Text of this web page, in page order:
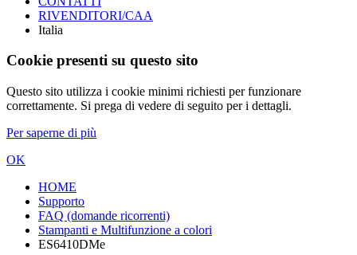
RIVENDITORI/CAA
Italia
Cookie presenti su questo sito
Questo sito utilizza i cookie minimi richiesti per funzionare
correttamente. Si prega di vedere di seguito per i dettagli.
Per saperne di più
OK
HOME
Supporto
FAQ (domande ricorrenti)
Stampanti e Multifunzione a colori
ES6410DMe